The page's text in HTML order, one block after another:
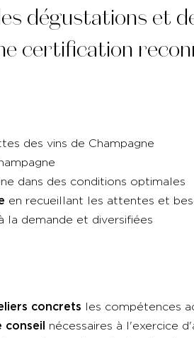
dégustations et
certification
des vins de Champagne
dans des conditions optimales
en recueillant les attentes et
la demande et diversifiées
concrets les compétences
conseil nécessaires à l'exercice